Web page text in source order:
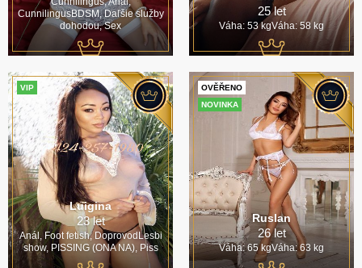
CunnilingusBDSM, Daľšie služby
dohodou, Sex
25 let
Váha: 53 kgVáha: 58 kg
VIP
Luigina
23 let
Anál, Foot fetish, DoprovodLesbi
show, PISSING (ONA NA), Piss
NOVINKA
OVĚŘENO
Ruslan
26 let
Váha: 65 kgVáha: 63 kg